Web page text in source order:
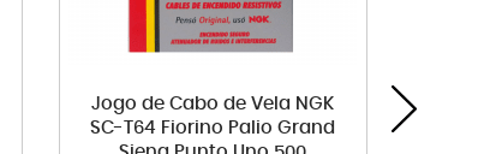
Jogo de Cabo de Vela NGK
SC-T64 Fiorino Palio Grand